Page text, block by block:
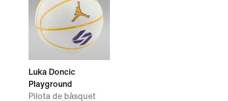
Luka Doncic
Playground
Pilota de bàsquet